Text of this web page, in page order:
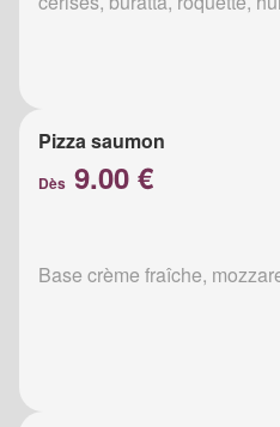
Pizza saumon
Dès 9.00 €
Base crème fraîche,